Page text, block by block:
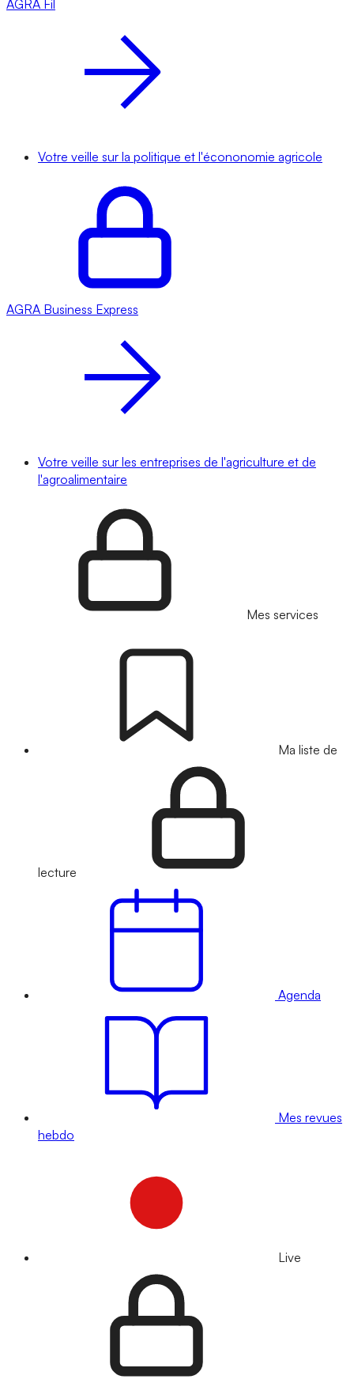
AGRA Fil
Votre veille sur la politique et l'écononomie agricole
AGRA Business Express
Votre veille sur les entreprises de l'agriculture et de
l'agroalimentaire
Mes services
Ma liste de
lecture
Agenda
Mes revues
hebdo
Live